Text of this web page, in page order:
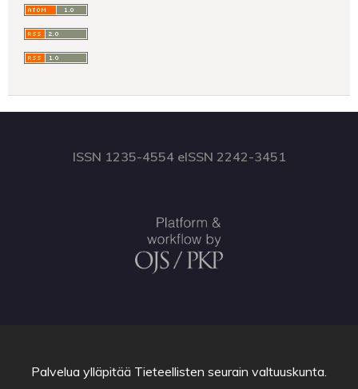
ISSN 1235-4554 eISSN 2242-3451
Palvelua ylläpitää Tieteellisten seurain valtuuskunta.